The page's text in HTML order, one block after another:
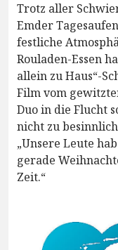
Trotz aller
Emder
festliche
Rouladen-Essen
allein zu Haus“-
Film vom
Duo in die Flucht
nicht zu
„Unsere Leute
gerade
Zeit.“